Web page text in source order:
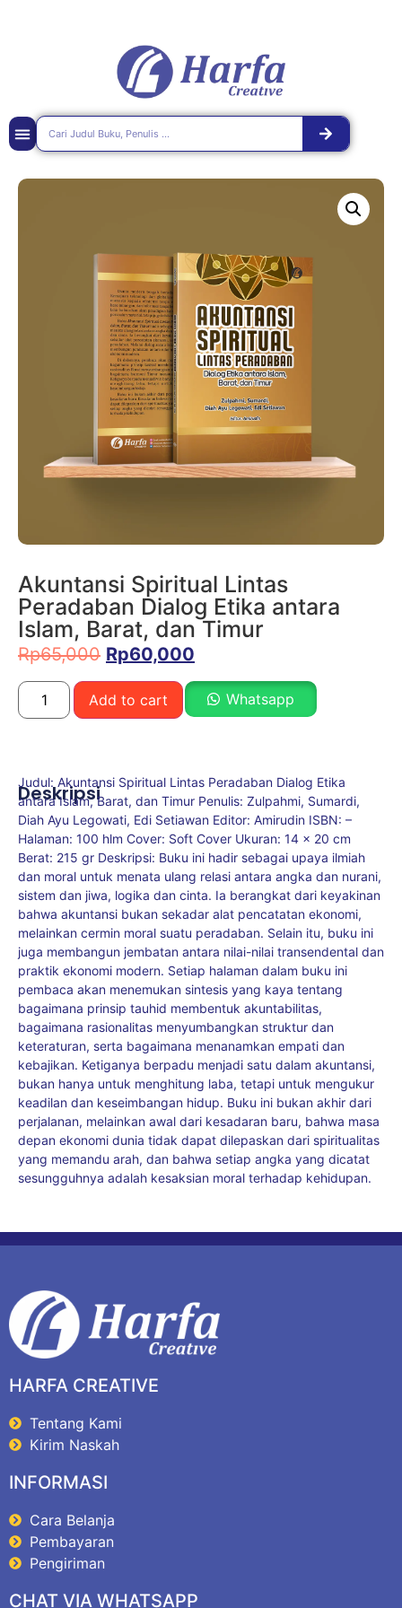
Akuntansi Spiritual Lintas
Peradaban Dialog Etika antara
Islam, Barat, dan Timur
Rp65,000 Rp60,000
Add to cart Whatsapp
Deskripsi
Judul: Akuntansi Spiritual Lintas Peradaban Dialog Etika
antara Islam, Barat, dan Timur Penulis: Zulpahmi, Sumardi,
Diah Ayu Legowati, Edi Setiawan Editor: Amirudin ISBN: –
Halaman: 100 hlm Cover: Soft Cover Ukuran: 14 x 20 cm
Berat: 215 gr Deskripsi: Buku ini hadir sebagai upaya ilmiah
dan moral untuk menata ulang relasi antara angka dan nurani,
sistem dan jiwa, logika dan cinta. Ia berangkat dari keyakinan
bahwa akuntansi bukan sekadar alat pencatatan ekonomi,
melainkan cermin moral suatu peradaban. Selain itu, buku ini
juga membangun jembatan antara nilai-nilai transendental dan
praktik ekonomi modern. Setiap halaman dalam buku ini
pembaca akan menemukan sintesis yang kaya tentang
bagaimana prinsip tauhid membentuk akuntabilitas,
bagaimana rasionalitas menyumbangkan struktur dan
keteraturan, serta bagaimana menanamkan empati dan
kebajikan. Ketiganya berpadu menjadi satu dalam akuntansi,
bukan hanya untuk menghitung laba, tetapi untuk mengukur
keadilan dan keseimbangan hidup. Buku ini bukan akhir dari
perjalanan, melainkan awal dari kesadaran baru, bahwa masa
depan ekonomi dunia tidak dapat dilepaskan dari spiritualitas
yang memandu arah, dan bahwa setiap angka yang dicatat
sesungguhnya adalah kesaksian moral terhadap kehidupan.
HARFA CREATIVE
Tentang Kami
Kirim Naskah
INFORMASI
Cara Belanja
Pembayaran
Pengiriman
CHAT VIA WHATSAPP